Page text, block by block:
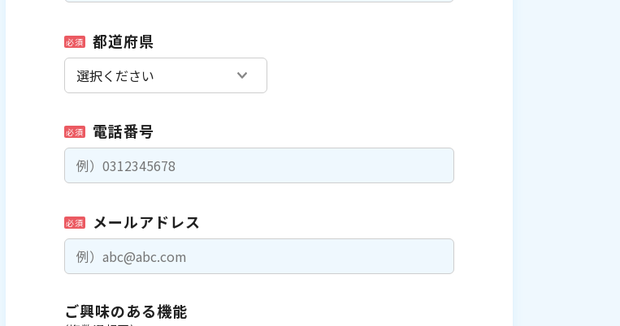
必須 都道府県
必須 電話番号
必須 メールアドレス
ご興味のある機能